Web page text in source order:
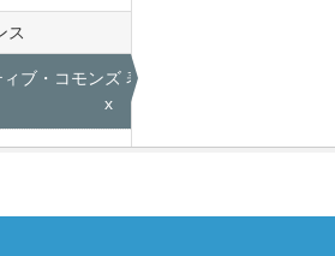
ス
ブ・コモンズ 表示
x